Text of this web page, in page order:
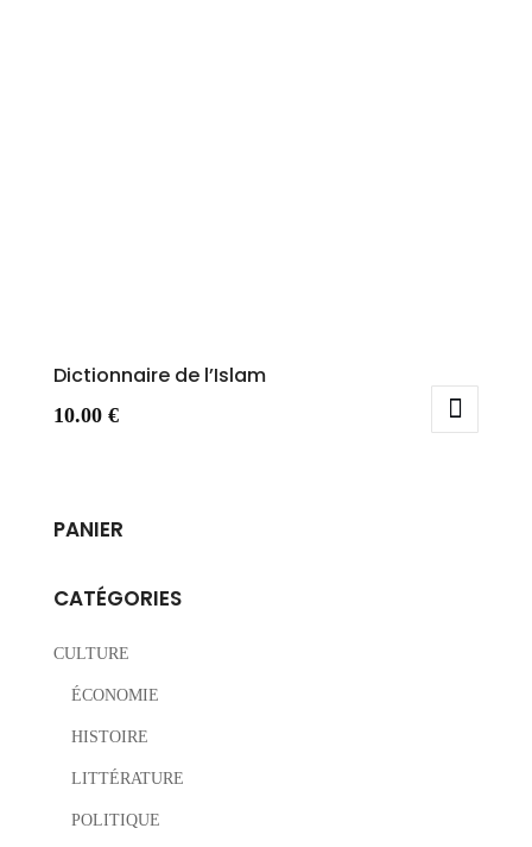
Dictionnaire de l’Islam
10.00 €
PANIER
CATÉGORIES
CULTURE
ÉCONOMIE
HISTOIRE
LITTÉRATURE
POLITIQUE